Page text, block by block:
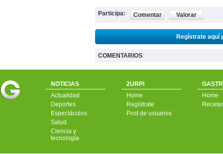
Participa: Comentar Valorar
Regístrate aquí
COMENTARIOS
NOTICIAS
Actualidad
Deportes
Espectáculos
Salud
Ciencia y
tecnología
2URPI
Home
Regístrate
Post de usuarios
Home